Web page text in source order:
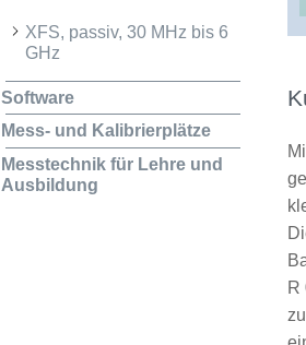
XFS, passiv, 30 MHz bis 6
GHz
Software
Mess- und Kalibrierplätze
Messtechnik für Lehre und
Ausbildung
R